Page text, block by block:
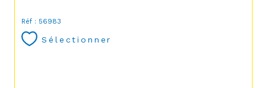
Réf : 56983
Sélectionner